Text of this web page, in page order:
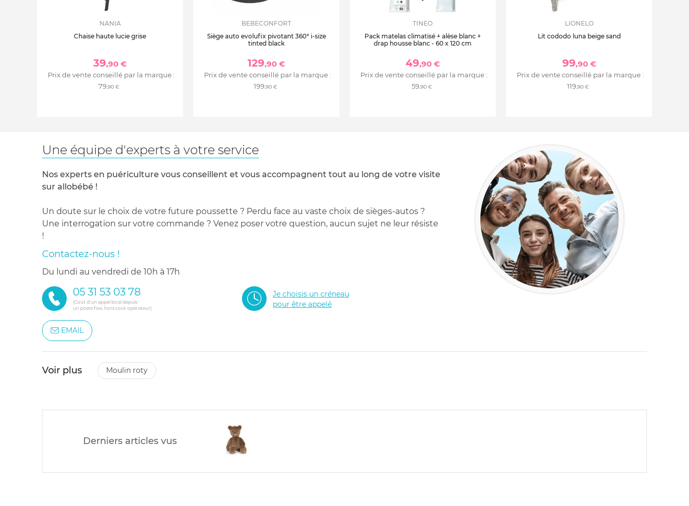
NANIA
Chaise haute lucie grise
39,90 €
Prix de vente conseillé par la marque :
79,90 €
BEBECONFORT
Siège auto evolufix pivotant 360° i-size
tinted black
129,90 €
Prix de vente conseillé par la marque :
199,90 €
TINEO
Pack matelas climatisé + alèse blanc +
drap housse blanc - 60 x 120 cm
49,90 €
Prix de vente conseillé par la marque :
59,90 €
LIONELO
Lit cododo luna beige sand
99,90 €
Prix de vente conseillé par la marque :
119,90 €
Une équipe d'experts à votre service
Nos experts en puériculture vous conseillent et vous accompagnent tout au long de votre visite
sur allobébé !
Un doute sur le choix de votre future poussette ? Perdu face au vaste choix de sièges-autos ?
Une interrogation sur votre commande ? Venez poser votre question, aucun sujet ne leur résiste
!
Contactez-nous !
du lundi au vendredi de 10h à 17h
05 31 53 03 78
(Coût d'un appel local depuis
un poste fixe, hors coût opérateur)
Je choisis un créneau
pour être appelé
EMAIL
Voir plus moulin roty
Derniers articles vus